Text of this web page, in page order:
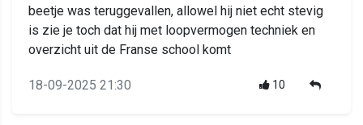
beetje was teruggevallen, allowel hij niet echt stevig
is zie je toch dat hij met loopvermogen techniek en
overzicht uit de Franse school komt
18-09-2025 21:30 10